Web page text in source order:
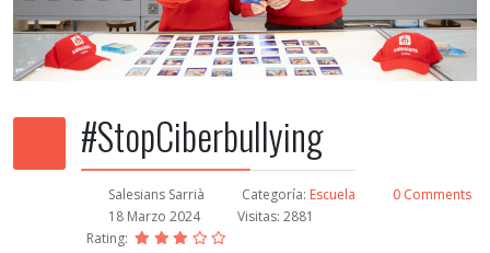
#StopCiberbullying
Salesians Sarrià Categoría: Escuela
0 Comments
18 Marzo 2024
Visitas: 2881
Rating: